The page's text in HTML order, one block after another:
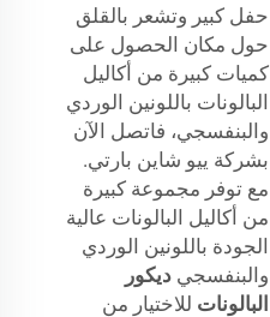
حفل كبير وتشعر بالقلق
حول مكان الحصول على
كميات كبيرة من أكاليل
البالونات باللونين الوردي
والبنفسجي، فاتصل الآن
بشركة ييو شاين بارتي.
مع توفر مجموعة كبيرة
من أكاليل البالونات عالية
الجودة باللونين الوردي
والبنفسجي ديكور
البالونات للاختيار من